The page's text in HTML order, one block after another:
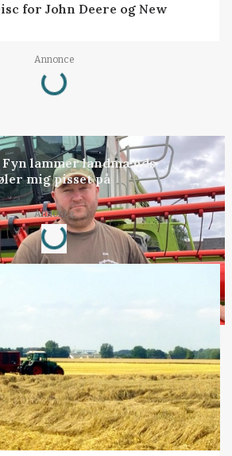
for John Deere og New
Annonce
Loading...
lammer landmænds
mig pisset på
Annonce
Loading...